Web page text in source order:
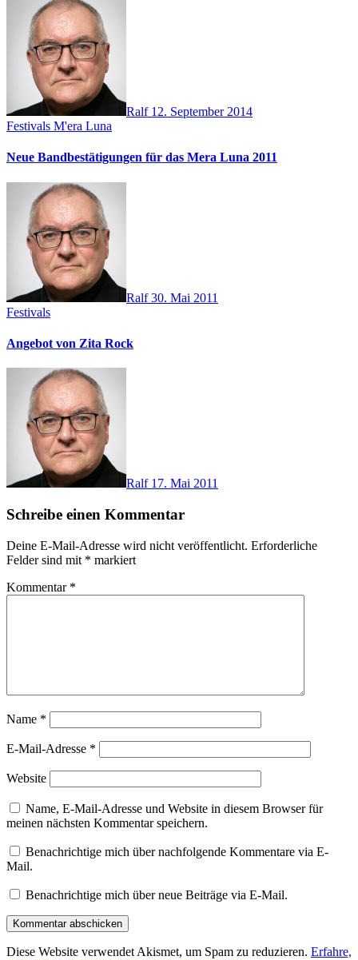
Ralf 12. September 2014
Festivals M'era Luna
Neue Bandbestätigungen für das Mera Luna 2011
Ralf30. Mai 2011
Festivals
Angebot von Zita Rock
Ralf 17. Mai 2011
Schreibe einen Kommentar
Deine E-Mail-Adresse wird nicht veröffentlicht. Erforderliche
Felder sind mit * markiert
Kommentar *
Name *
E-Mail-Adresse *
Website
Name, E-Mail-Adresse und Website in diesem Browser für
meinen nächsten Kommentar speichern.
Benachrichtige mich über nachfolgende Kommentare via E-
Mail.
Benachrichtige mich über neue Beiträge via E-Mail.
Diese Website verwendet Akismet, um Spam zu reduzieren. Erfahre,